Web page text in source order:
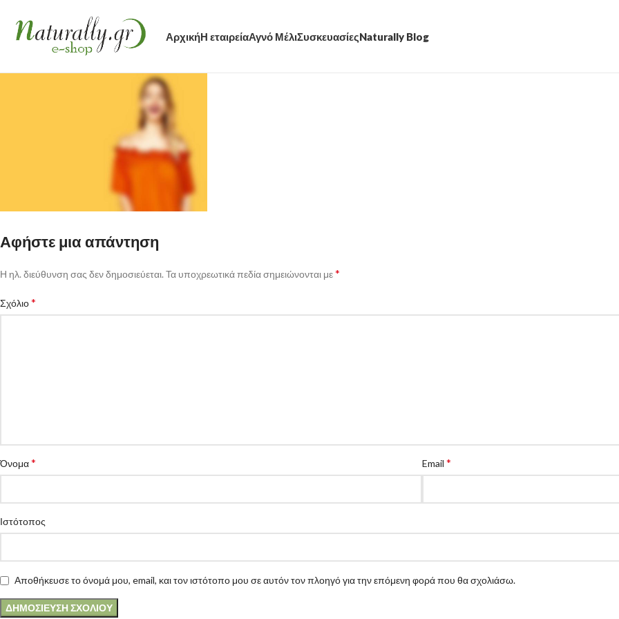
ΑρχικήΗ εταιρείαΑγνό ΜέλιΣυσκευασίεςNaturally Blog
Αφήστε μια απάντηση
Η ηλ. διεύθυνση σας δεν δημοσιεύεται. Τα υποχρεωτικά πεδία σημειώνονται με*
Σχόλιο*
Όνομα* Email *
Ιστότοπος
Αποθήκευσε το όνομά μου, email, και τον ιστότοπο μου σε αυτόν τον πλοηγό για την επόμενη φορά που θα σχολιάσω.